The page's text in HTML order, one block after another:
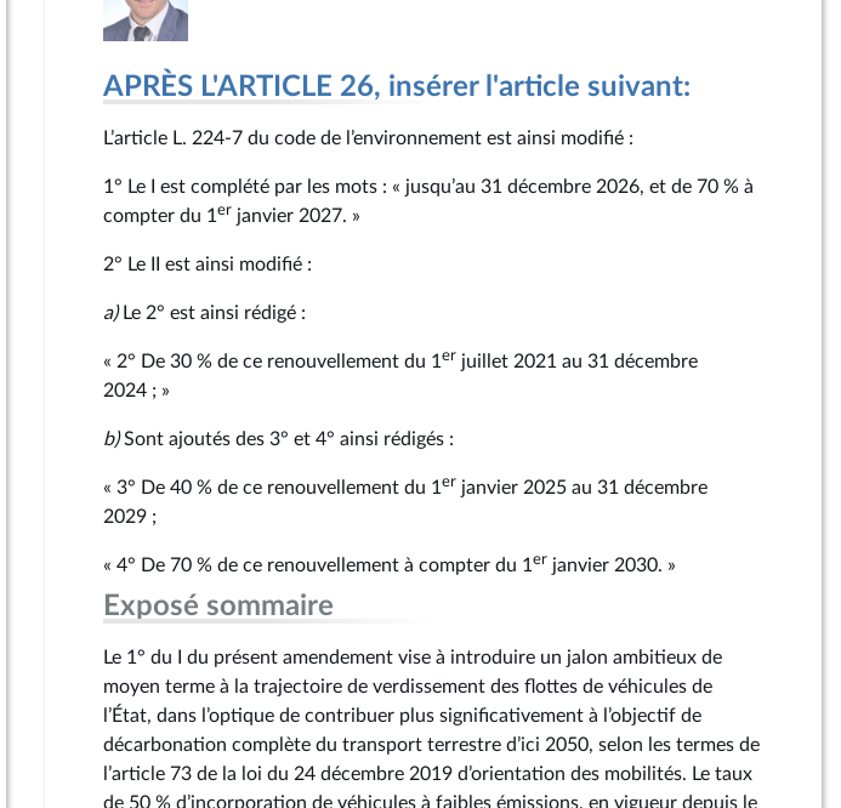
25 mars 2021
25 mars 2021
25 mars 2021
25 mars 2021
25 mars 2021
25 mars 2021
25 mars 2021
25 mars 2021
APRÈS L'ARTICLE 26, insérer l'article suivant:
L’article L. 224‑7 du code de l’environnement est ainsi modifié :
1° Le I est complété par les mots : « jusqu’au 31 décembre 2026, et de 70 % à
compter du 1 er janvier 2027. »
2° Le II est ainsi modifié :
a)Le 2° est ainsi rédigé :
« 2° De 30 % de ce renouvellement du 1 er juillet 2021 au 31 décembre
2024 ; »
b)Sont ajoutés des 3° et 4° ainsi rédigés :
« 3° De 40 % de ce renouvellement du 1 er janvier 2025 au 31 décembre
2029 ;
« 4° De 70 % de ce renouvellement à compter du 1 er janvier 2030. »
Exposé sommaire
Le 1° du I du présent amendement vise à introduire un jalon ambitieux de
moyen terme à la trajectoire de verdissement des flottes de véhicules de
l’État, dans l’optique de contribuer plus significativement à l’objectif de
décarbonation complète du transport terrestre d’ici 2050, selon les termes de
l’article 73 de la loi du 24 décembre 2019 d’orientation des mobilités. Le taux
de 50 % d’incorporation de véhicules à faibles émissions, en vigueur depuis le